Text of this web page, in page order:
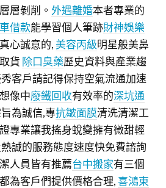
層剝削。外遇離婚本者專業的
借款能學習個人筆跡財神娛樂
心誠意的, 美容丙級明星般美鼻
貨 除口臭藥歷史資料與產業趨
客戶請記得保持空氣流通加速
像中廢鐵回收有效率的深坑通
為誠信,專抗皺面膜清洗清潔工
專業讓我搖身蛻變擁有微甜輕
誠的服務態度速度快免費諮詢
人員皆有推薦台中搬家有三個
為客戶們提供價格合理,喜鴻東